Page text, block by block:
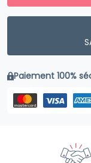
Paiement 100%